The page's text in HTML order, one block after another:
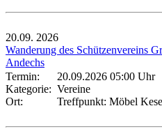
20.09. 2026
Wanderung des Schützenvereins
Andechs
Termin:
20.09.2026 05:00 Uhr
Kategorie: Vereine
Ort:
Treffpunkt: Möbel